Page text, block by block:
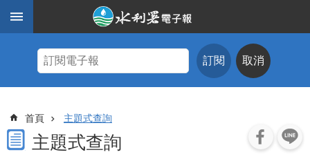
跳到主要內容區塊
題
式
查
訂閱 取消
首頁 主題式查詢
主題式查詢